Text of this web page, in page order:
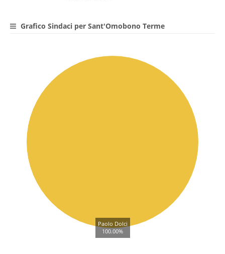
Grafico Sindaci per Sant'Omobono Terme
Paolo Dolci
100.00%